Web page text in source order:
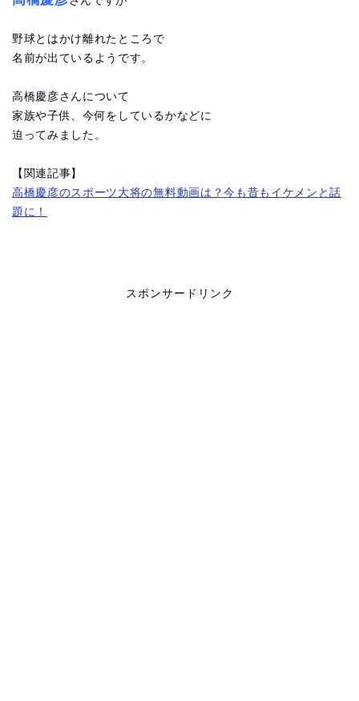
野球とはかけ離れたところで
名前が出ているようです。
高橋慶彦さんについて
家族や子供、今何をしているかなどに
迫ってみました。
【関連記事】
高橋慶彦のスポーツ大将の無料動画は？今も昔もイケメンと話
題に！
スポンサードリンク